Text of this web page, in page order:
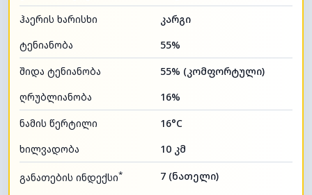
ჰაერის ხარისხი
კარგი
ტენიანობა
55%
შიდა ტენიანობა
55% (კომფორტული)
ღრუბლიანობა
16%
ნამის წერტილი
16°C
ხილვადობა
10 კმ
განათების ინდექსი* 7 (ნათელი)